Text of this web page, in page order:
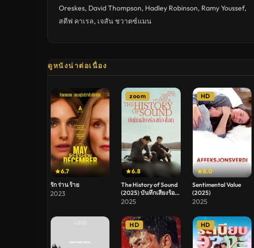
Oreskes, David Thompson, Hadley Robinson, Ramy Youssef,
สตีฟ คาเรล, เจสัน ชวาตซ์แมน
ดูหนังน่าต่อเนื่อง
6.7
รัก ร่าน ร้าย
2023
6.8
zoom
The History of Sound
(2025) บันทึกเสียงร้อง
ก้องโลก
2025
8.0
HD
Sentimental Value
(2025)
2025
HD HD